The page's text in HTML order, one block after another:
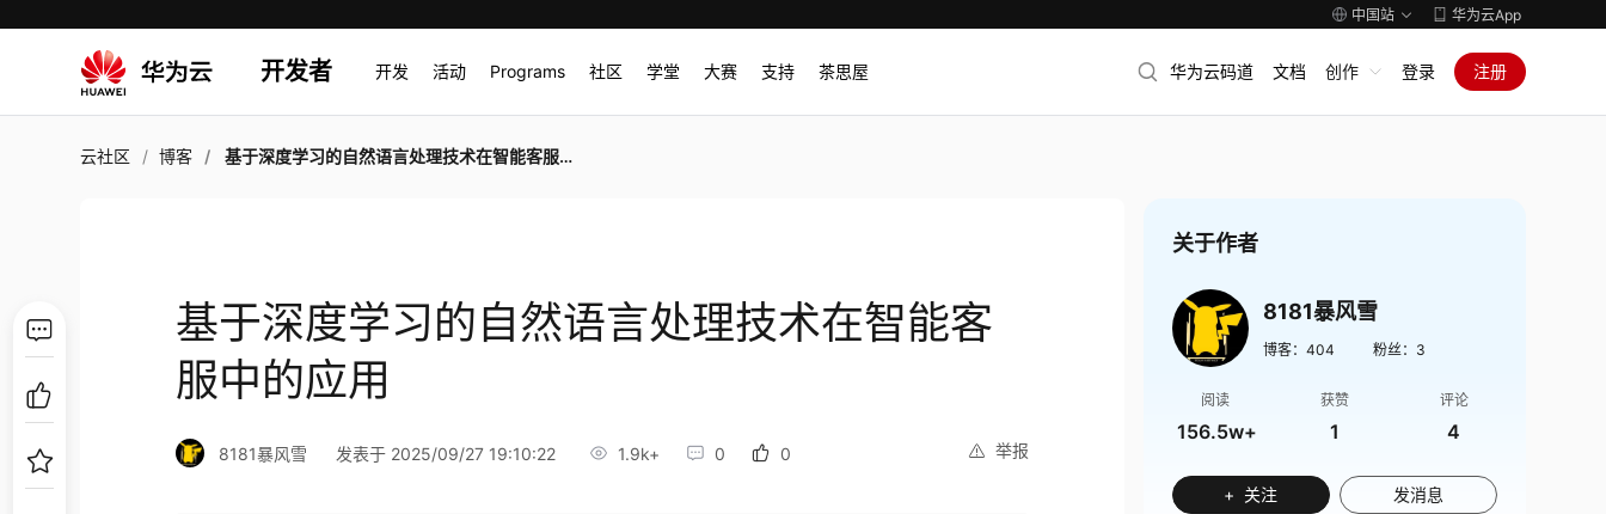
中国站 华为云App
开发者 开发 活动 Programs 社区 学堂 大赛 支持 茶思屋 华为云码道 文档 创作 登录 注册
云社区 博客 基于深度学习的自然语言处理技术在智能客服中的应用
基于深度学习的自然语言处理技术在智能客
服中的应用
举报
8181暴风雪 发表于 2025/09/27 19:10:22 1.9k+ 0 0
关于作者
8181暴风雪
博客： 404 粉丝： 3
阅读
156.5w+
获赞
1
评论
4
+ 关注 发消息